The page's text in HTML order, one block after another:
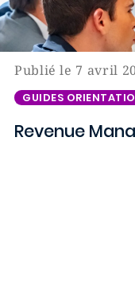
Publié le 7 avril
GUIDES
Revenue